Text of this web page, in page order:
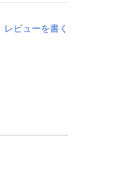
レビューを書く